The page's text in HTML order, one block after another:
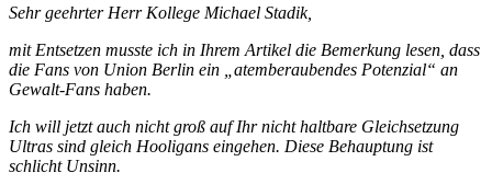
Sehr geehrter Herr Kollege Michael Stadik,
mit Entsetzen musste ich in Ihrem Artikel die Bemerkung lesen, dass
die Fans von Union Berlin ein „atemberaubendes Potenzial“ an
Gewalt-Fans haben.
Ich will jetzt auch nicht groß auf Ihr nicht haltbare Gleichsetzung
Ultras sind gleich Hooligans eingehen. Diese Behauptung ist
schlicht Unsinn.